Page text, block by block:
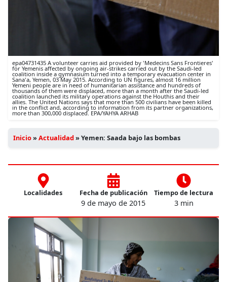
epa04731435 A volunteer carries aid provided by 'Medecins Sans Frontieres'
for Yemenis affected by ongoing air-strikes carried out by the Saudi-led
coalition inside a gymnasium turned into a temporary evacuation center in
Sana'a, Yemen, 03 May 2015. According to UN figures, almost 16 million
Yemeni people are in need of humanitarian assistance and hundreds of
thousands of them were displaced, more than a month after the Saudi-led
coalition launched its military operations against the Houthis and their
allies. The United Nations says that more than 500 civilians have been killed
in the conflict and, according to information from its partner organizations,
more than 300,000 displaced. EPA/YAHYA ARHAB
Inicio»Actualidad»Yemen: Saada bajo las bombas
Localidades Fecha de publicación
9 de mayo de 2015
Tiempo de lectura
3 min